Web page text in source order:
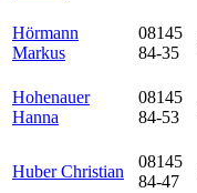
Hörmann
Markus
08145
84-35
Hohenauer
Hanna
08145
84-53
Huber Christian
08145
84-47